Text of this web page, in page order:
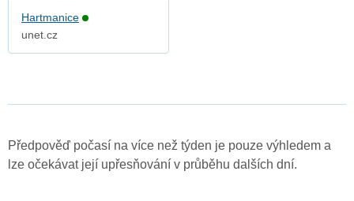
Hartmanice
unet.cz
Předpověď počasí na více než týden je pouze výhledem a
lze očekávat její upřesňování v průběhu dalších dní.